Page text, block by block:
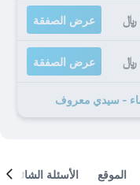
عرض الصفقة
عرض الصفقة
الموقع الأسئلة الشائعة